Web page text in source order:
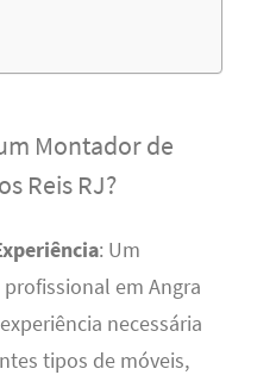
Montador de
Reis RJ?
: Um
em Angra
necessária
tipos de móveis,